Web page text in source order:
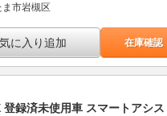
市岩槻区
に入り追加 在庫確認
登録済未使用車 スマートアシス